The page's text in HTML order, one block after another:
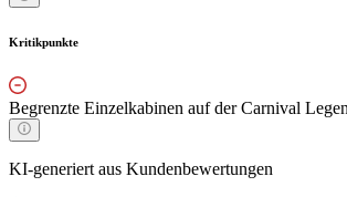
Kritikpunkte
Begrenzte Einzelkabinen auf der Carnival
KI-generiert aus Kundenbewertungen